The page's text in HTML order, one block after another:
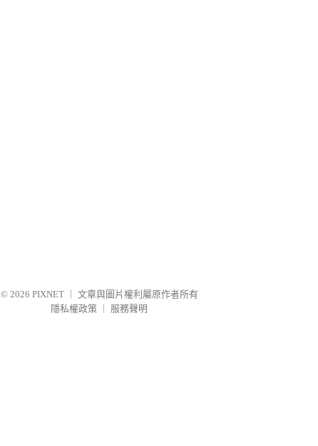
© 2026 PIXNET
文章與圖片權利屬原作者所有
隱私權政策
服務聲明